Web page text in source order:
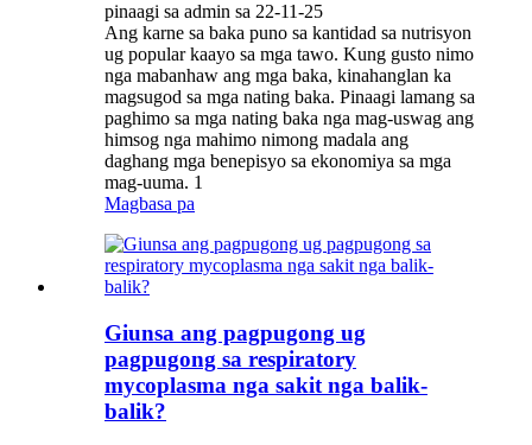
pinaagi sa admin sa 22-11-25
Ang karne sa baka puno sa kantidad sa nutrisyon
ug popular kaayo sa mga tawo. Kung gusto nimo
nga mabanhaw ang mga baka, kinahanglan ka
magsugod sa mga nating baka. Pinaagi lamang sa
paghimo sa mga nating baka nga mag-uswag ang
himsog nga mahimo nimong madala ang
daghang mga benepisyo sa ekonomiya sa mga
mag-uuma. 1
Magbasa pa
Giunsa ang pagpugong ug
pagpugong sa respiratory
mycoplasma nga sakit nga balik-
balik?